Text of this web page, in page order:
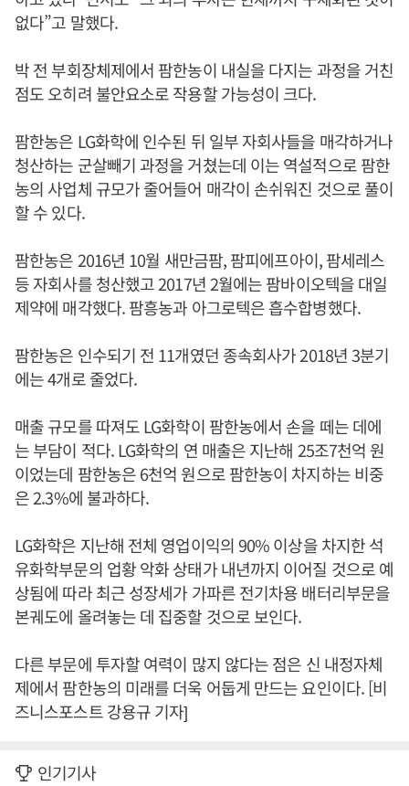
없다”고 말했다.
박 전 부회장체제에서 팜한농이 내실을 다지는 과정을 거친
점도 오히려 불안요소로 작용할 가능성이 크다.
팜한농은 LG화학에 인수된 뒤 일부 자회사들을 매각하거나
청산하는 군살빼기 과정을 거쳤는데 이는 역설적으로 팜한
농의 사업체 규모가 줄어들어 매각이 손쉬워진 것으로 풀이
할 수 있다.
팜한농은 2016년 10월 새만금팜, 팜피에프아이, 팜세레스
등 자회사를 청산했고 2017년 2월에는 팜바이오텍을 대일
제약에 매각했다. 팜흥농과 아그로텍은 흡수합병했다.
팜한농은 인수되기 전 11개였던 종속회사가 2018년 3분기
에는 4개로 줄었다.
매출 규모를 따져도 LG화학이 팜한농에서 손을 떼는 데에
는 부담이 적다. LG화학의 연 매출은 지난해 25조7천억 원
이었는데 팜한농은 6천억 원으로 팜한농이 차지하는 비중
은 2.3%에 불과하다.
LG화학은 지난해 전체 영업이익의 90% 이상을 차지한 석
유화학부문의 업황 악화 상태가 내년까지 이어질 것으로 예
상됨에 따라 최근 성장세가 가파른 전기차용 배터리부문을
본궤도에 올려놓는 데 집중할 것으로 보인다.
다른 부문에 투자할 여력이 많지 않다는 점은 신 내정자체
제에서 팜한농의 미래를 더욱 어둡게 만드는 요인이다. [비
즈니스포스트 강용규 기자]
인기기사